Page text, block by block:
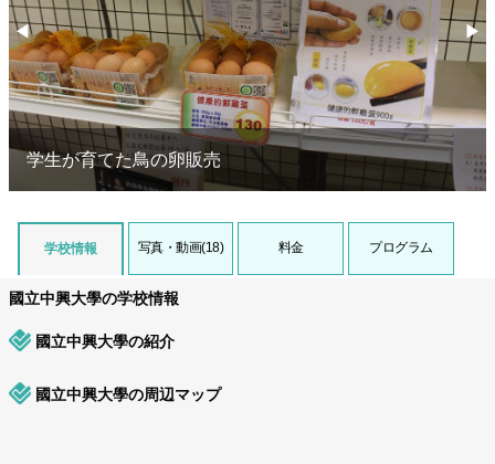
Previous
◀︎ ▶︎
学生が育てた鳥の卵販売
学校情報 写真・動画(18) 料金 プログラム
國立中興大學の学校情報
國立中興大學の紹介
國立中興大學の周辺マップ